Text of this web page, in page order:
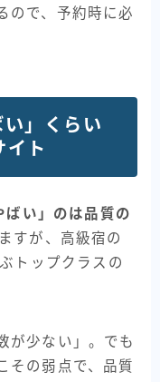
ので、予約時に必
」くらい
イト
ばい」のは品質の
すが、高級宿の
トップクラスの
が少ない」。でも
その弱点で、品質